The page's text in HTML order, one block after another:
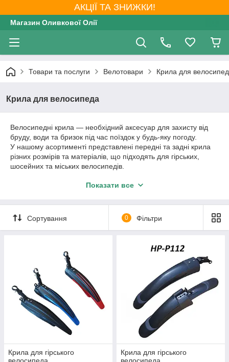
АКЦІЇ ТА ЗНИЖКИ!
Магазин Оливкової Олії
Товари та послуги Велотовари Крила для
Крила для велосипеда
Велосипедні крила — необхідний аксесуар для захисту від
бруду, води та бризок під час поїздок у будь-яку погоду.
У нашому асортименті представлені передні та задні крила
різних розмірів та матеріалів, що підходять для гірських,
шосейних та міських велосипедів.
забезпечують надійний захист і комфорт під час їзди.
Показати все
Сортування 0 Фільтри
Крила для гірського
Крила для гірського